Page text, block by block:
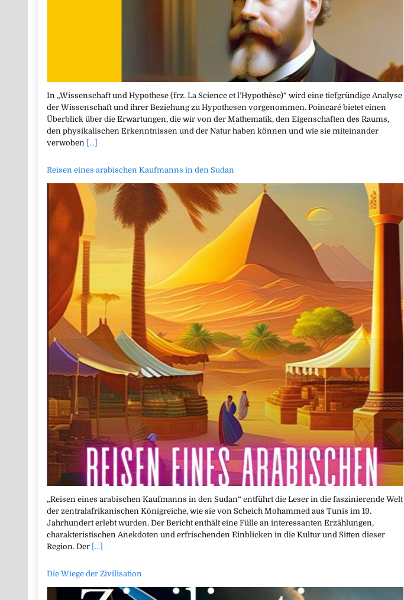
In „Wissenschaft und Hypothese (frz. La Science et l’Hypothèse)“ wird eine tiefgründige Analyse
der Wissenschaft und ihrer Beziehung zu Hypothesen vorgenommen. Poincaré bietet einen
Überblick über die Erwartungen, die wir von der Mathematik, den Eigenschaften des Raums,
den physikalischen Erkenntnissen und der Natur haben können und wie sie miteinander
verwoben [...]
Reisen eines arabischen Kaufmanns in den Sudan
„Reisen eines arabischen Kaufmanns in den Sudan“ entführt die Leser in die faszinierende Welt
der zentralafrikanischen Königreiche, wie sie von Scheich Mohammed aus Tunis im 19.
Jahrhundert erlebt wurden. Der Bericht enthält eine Fülle an interessanten Erzählungen,
charakteristischen Anekdoten und erfrischenden Einblicken in die Kultur und Sitten dieser
Region. Der [...]
Die Wiege der Zivilisation